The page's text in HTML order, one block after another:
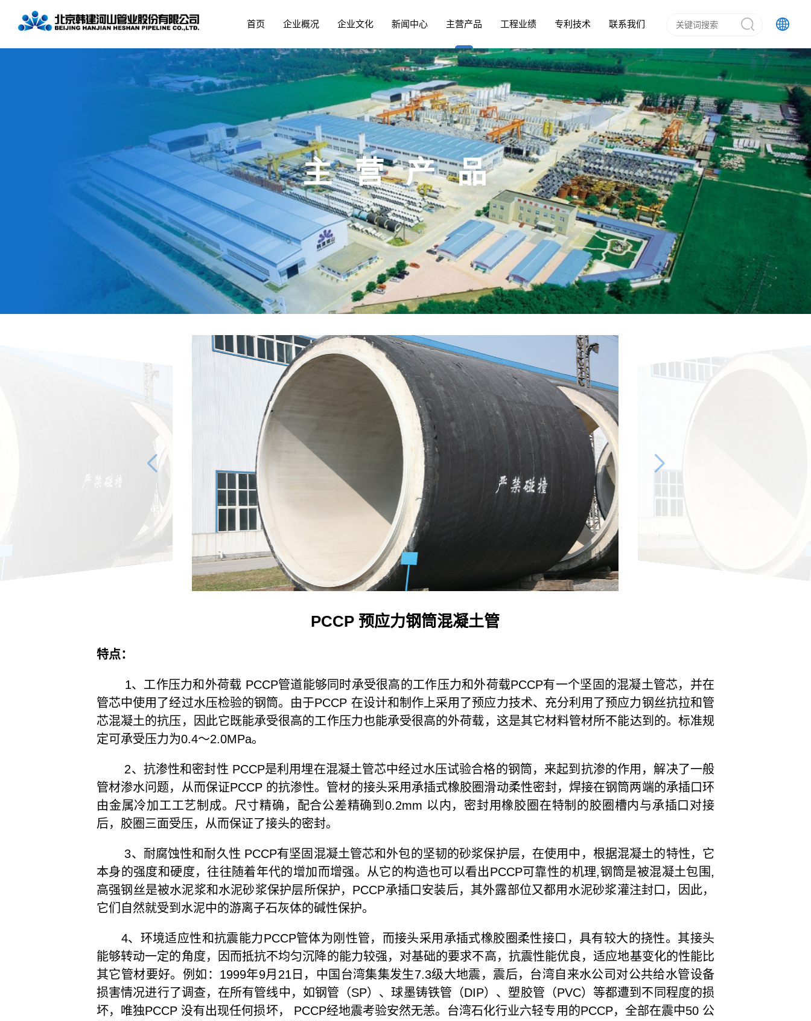
首页 企业概况
企业简介 公司治理 企业荣誉 资质认证 总裁致辞
企业文化
党组建设 领导关怀 职工生活 人才培养
新闻中心
河山新闻 河山公告 股票信息 联盟快讯
主营产品
预应力钢筒混凝土管 PCCP 钢制管件 预制装配式阀室 钢筋混凝土排水管 预制混凝土箱涵 混凝土外加剂
工程业绩
PCCP领域 外加剂领域
专利技术 联系我们
主营产品
PCCP 预应力钢筒混凝土管
特点：
1、工作压力和外荷载 PCCP管道能够同时承受很高的工作压力和外荷载PCCP有一个坚固的混凝土管芯，并在
管芯中使用了经过水压检验的钢筒。由于PCCP 在设计和制作上采用了预应力技术、充分利用了预应力钢丝抗拉和管
芯混凝土的抗压，因此它既能承受很高的工作压力也能承受很高的外荷载，这是其它材料管材所不能达到的。标准规
定可承受压力为0.4～2.0MPa。
2、抗渗性和密封性 PCCP是利用埋在混凝土管芯中经过水压试验合格的钢筒，来起到抗渗的作用，解决了一般
管材渗水问题，从而保证PCCP 的抗渗性。管材的接头采用承插式橡胶圈滑动柔性密封，焊接在钢筒两端的承插口环
由金属冷加工工艺制成。尺寸精确，配合公差精确到0.2mm 以内，密封用橡胶圈在特制的胶圈槽内与承插口对接
后，胶圈三面受压，从而保证了接头的密封。
3、耐腐蚀性和耐久性 PCCP有坚固混凝土管芯和外包的坚韧的砂浆保护层，在使用中，根据混凝土的特性，它
本身的强度和硬度，往往随着年代的增加而增强。从它的构造也可以看出PCCP可靠性的机理,钢筒是被混凝土包围,
高强钢丝是被水泥浆和水泥砂浆保护层所保护，PCCP承插口安装后，其外露部位又都用水泥砂浆灌注封口，因此，
它们自然就受到水泥中的游离子石灰体的碱性保护。
4、环境适应性和抗震能力PCCP管体为刚性管，而接头采用承插式橡胶圈柔性接口，具有较大的挠性。其接头
能够转动一定的角度，因而抵抗不均匀沉降的能力较强，对基础的要求不高，抗震性能优良，适应地基变化的性能比
其它管材要好。例如：1999年9月21日，中国台湾集集发生7.3级大地震，震后，台湾自来水公司对公共给水管设备
损害情况进行了调查，在所有管线中，如钢管（SP）、球墨铸铁管（DIP）、塑胶管（PVC）等都遭到不同程度的损
坏，唯独PCCP 没有出现任何损坏， PCCP经地震考验安然无恙。台湾石化行业六轻专用的PCCP，全部在震中50 公